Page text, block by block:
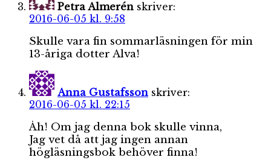
Petra Almerén skriver:
2016-06-05 kl. 9:58
Skulle vara fin sommarläsningen för min
13-åriga dotter Alva!
Anna Gustafsson skriver:
2016-06-05 kl. 22:15
Åh! Om jag denna bok skulle vinna,
Jag vet då att jag ingen annan
högläsningsbok behöver finna!